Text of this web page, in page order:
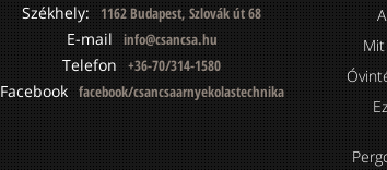
Székhely: 1162 Budapest, Szlovák út 68
E-mail info@csancsa.hu
Telefon +36-70/314-1580
Facebook facebook/csancsaarnyekolastechnika